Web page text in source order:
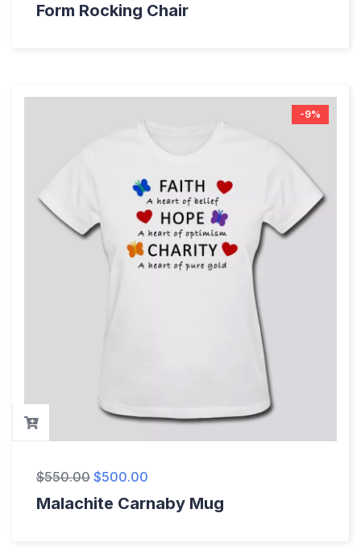
Form Rocking Chair
-9%
$550.00 $500.00
Malachite Carnaby Mug